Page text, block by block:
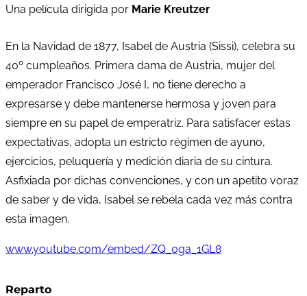
Una película dirigida por Marie Kreutzer
En la Navidad de 1877, Isabel de Austria (Sissi), celebra su
40º cumpleaños. Primera dama de Austria, mujer del
emperador Francisco José I, no tiene derecho a
expresarse y debe mantenerse hermosa y joven para
siempre en su papel de emperatriz. Para satisfacer estas
expectativas, adopta un estricto régimen de ayuno,
ejercicios, peluquería y medición diaria de su cintura.
Asfixiada por dichas convenciones, y con un apetito voraz
de saber y de vida, Isabel se rebela cada vez más contra
esta imagen.
www.youtube.com/embed/ZQ_0ga_1GL8
Reparto